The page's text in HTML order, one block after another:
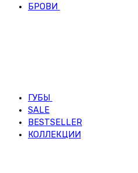
БРОВИ
ГУБЫ
SALE
BESTSELLER
КОЛЛЕКЦИИ